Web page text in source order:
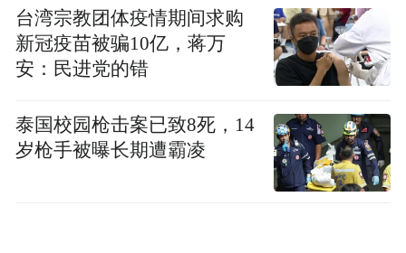
面对前方设有两组直行与左转信号灯、分别
对应两组车道的复杂路口，系统未受多组信
号灯干扰，准确遵循最左侧左转信号灯的指
随后车辆根据导航指引驶入中间直行车道，
途中系统曾发起一次变道决策，选择跟随前
台湾宗教团体疫情期间求购
新冠疫苗被骗10亿，蒋万
安：民进党的错
泰国校园枪击案已致8死，14
岁枪手被曝长期遭霸凌